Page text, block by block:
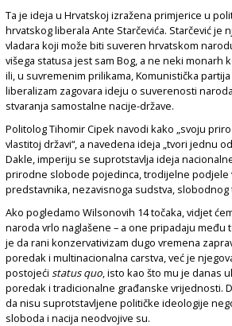
Ta je ideja u Hrvatskoj izražena primjerice u
hrvatskog liberala Ante Starčevića. Starčević je
vladara koji može biti suveren hrvatskom
višega statusa jest sam Bog, a ne neki monarh
ili, u suvremenim prilikama, Komunistička
liberalizam zagovara ideju o suverenosti
stvaranja samostalne nacije-države.
Politolog Tihomir Cipek navodi kako „svoju
vlastitoj državi“, a navedena ideja „tvori jednu
Dakle, imperiju se suprotstavlja ideja
prirodne slobode pojedinca, trodijelne podjele
predstavnika, nezavisnoga sudstva, slobodnog
Ako pogledamo Wilsonovih 14 točaka, vidjet
naroda vrlo naglašene – a one pripadaju
je da rani konzervativizam dugo vremena
poredak i multinacionalna carstva, već je
postojeći status quo isto kao što mu je danas
poredak i tradicionalne građanske vrijednosti.
da nisu suprotstavljene političke ideologije
sloboda i nacija neodvojive su.